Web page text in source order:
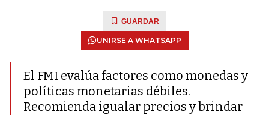
GUARDAR
UNIRSE A WHATSAPP
El FMI evalúa factores como monedas y
políticas monetarias débiles.
Recomienda igualar precios y brindar